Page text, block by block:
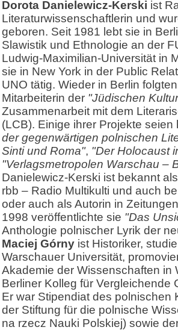
Dorota Danielewicz-Kerski ist
Literaturwissenschaftlerin und
geboren. Seit 1981 lebt sie in
Slawistik und Ethnologie an der
Ludwig-Maximilian-Universität in
sie in New York in der Public
UNO tätig. Wieder in Berlin
Mitarbeiterin der "Jüdischen
Zusammenarbeit mit dem
(LCB). Einige ihrer Projekte
der gegenwärtigen polnischen
Sinti und Roma", "Der Holocaust
"Verlagsmetropolen Warschau –
Danielewicz-Kerski ist bekannt
rbb – Radio Multikulti und auch
oder auch als Autorin in
1998 veröffentlichte sie "Das
Anthologie polnischer Lyrik der
Maciej Górny ist Historiker,
Warschauer Universität,
Akademie der Wissenschaften in
Berliner Kolleg für Vergleichende
Er war Stipendiat des polnischen
der Stiftung für die polnische
na rzecz Nauki Polskiej) sowie